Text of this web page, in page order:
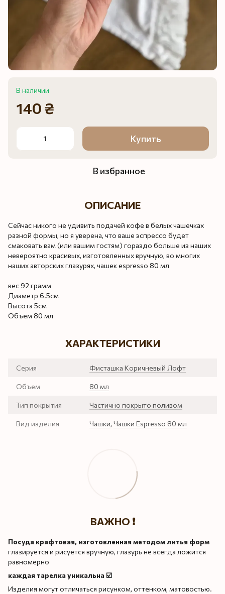
В наличии
140 ₴
Купить
В избранное
ОПИСАНИЕ
Сейчас никого не удивить подачей кофе в белых чашечках
разной формы, но я уверена, что ваше эспрессо будет
смаковать вам (или вашим гостям) гораздо больше из наших
невероятно красивых, изготовленных вручную, во многих
наших авторских глазурях, чашек espresso 80 мл
вес 92 грамм
Диаметр 6.5см
Высота 5см
Объем 80 мл
ХАРАКТЕРИСТИКИ
Серия Фисташка Коричневый Лофт
Объем 80 мл
Тип покрытия Частично покрыто поливом
Вид изделия Чашки, Чашки Espresso 80 мл
ВАЖНО ❗️
Посуда крафтовая, изготовленная методом литья форм
глазируется и рисуется вручную, глазурь не всегда ложится
равномерно
каждая тарелка уникальна ☑️
Изделия могут отличаться рисунком, оттенком, матовостью.